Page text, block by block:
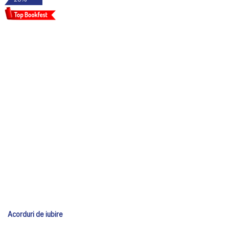
Acorduri de iubire